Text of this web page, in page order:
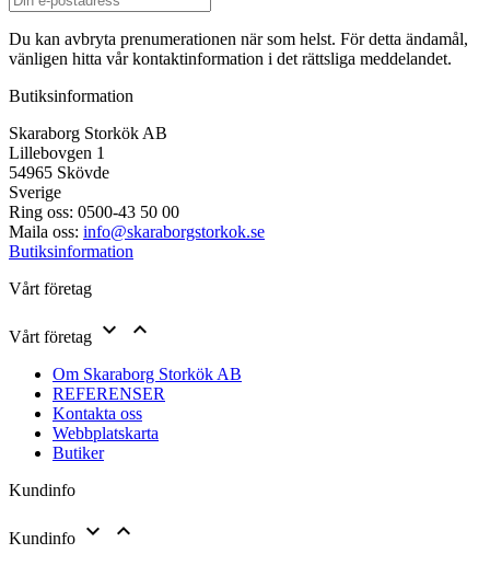
Du kan avbryta prenumerationen när som helst. För detta ändamål,
vänligen hitta vår kontaktinformation i det rättsliga meddelandet.
Butiksinformation
Skaraborg Storkök AB
Lillebovgen 1
54965 Skövde
Sverige
Ring oss: 0500-43 50 00
Maila oss: info@skaraborgstorkok.se
Butiksinformation
Vårt företag
Vårt företag  
Om Skaraborg Storkök AB
REFERENSER
Kontakta oss
Webbplatskarta
Butiker
Kundinfo
Kundinfo  